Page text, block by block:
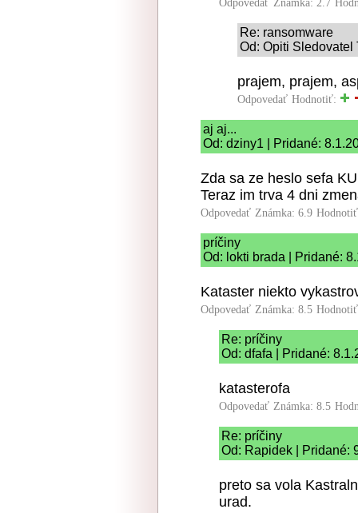
Odpovedať Známka: 2.7
Re: ransomware
Od: Opiti Sledovatel
prajem, prajem,
Odpovedať Hodnotiť:
aj aj...
Od: dziny1 | Pridané:
Zda sa ze heslo sefa
Teraz im trva 4 dni
Odpovedať Známka: 6.9
príčiny
Od: lokti brada | Pridané:
Kataster niekto
Odpovedať Známka: 8.5
Re: príčiny
Od: dfafa | Pridané:
katasterofa
Odpovedať Známka: 8.5
Re: príčiny
Od: Rapidek | Pridané:
preto sa vola
urad.